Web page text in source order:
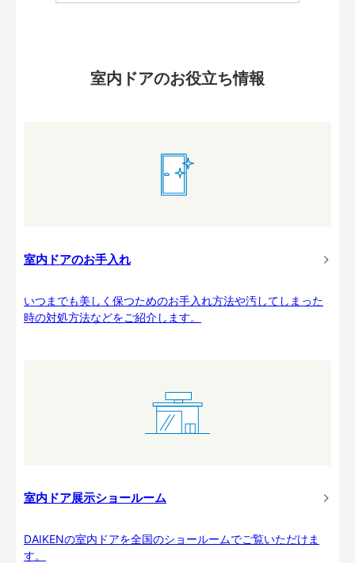
室内ドアのお役立ち情報
室内ドアのお手入れ
いつまでも美しく保つためのお手入れ方法や汚してしまった
時の対処方法などをご紹介します。
室内ドア展示ショールーム
DAIKENの室内ドアを全国のショールームでご覧いただけま
す。